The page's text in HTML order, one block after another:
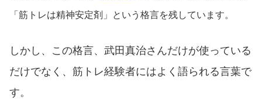
「筋トレは精神安定剤」という格言を残しています。
しかし、この格言、武田真治さんだけが使っている
だけでなく、筋トレ経験者にはよく語られる言葉で
す。